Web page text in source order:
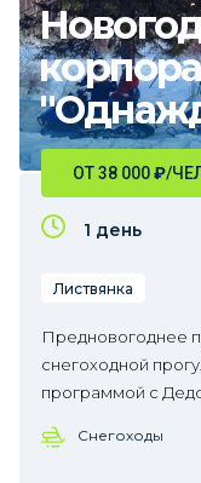
ОТ 38 000₽/ЧЕЛ
1 день
Листвянка
Предновогоднее
снегоходной
программой с
Снегоходы